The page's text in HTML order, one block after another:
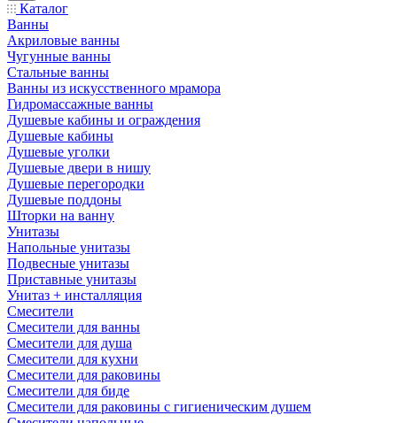
Каталог
Ванны
Акриловые ванны
Чугунные ванны
Стальные ванны
Ванны из искусственного мрамора
Гидромассажные ванны
Душевые кабины и ограждения
Душевые кабины
Душевые уголки
Душевые двери в нишу
Душевые перегородки
Душевые поддоны
Шторки на ванну
Унитазы
Напольные унитазы
Подвесные унитазы
Приставные унитазы
Унитаз + инсталляция
Смесители
Смесители для ванны
Смесители для душа
Смесители для кухни
Смесители для раковины
Смесители для биде
Смесители для раковины с гигиеническим душем